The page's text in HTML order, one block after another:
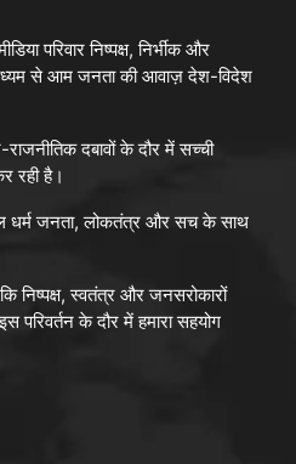
परिवार निष्पक्ष, निर्भीक और
से आम जनता की आवाज़ देश-विदेश
दबावों के दौर में सच्ची
रही है।
मूल धर्म जनता, लोकतंत्र और सच के साथ
स्वतंत्र और जनसरोकारों
परिवर्तन के दौर में हमारा सहयोग